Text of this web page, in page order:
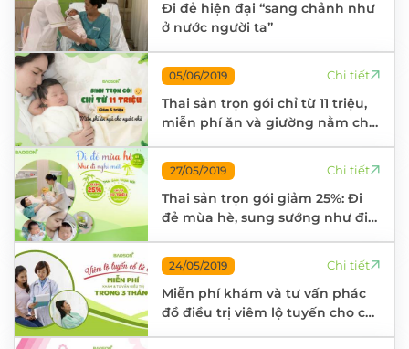
Đi đẻ hiện đại “sang chảnh như
ở nước người ta”
05/06/2019
Thai sản trọn gói chỉ từ 11 triệu,
miễn phí ăn và giường nằm cho
Chi tiết
27/05/2019
Thai sản trọn gói giảm 25%: Đi
đẻ mùa hè, sung sướng như đi
Chi tiết
24/05/2019
Miễn phí khám và tư vấn phác
đồ điều trị viêm lộ tuyến cho chị
Chi tiết